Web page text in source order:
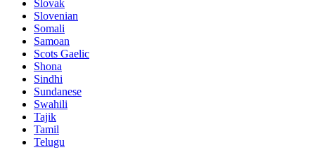
Slovak
Slovenian
Somali
Samoan
Scots Gaelic
Shona
Sindhi
Sundanese
Swahili
Tajik
Tamil
Telugu